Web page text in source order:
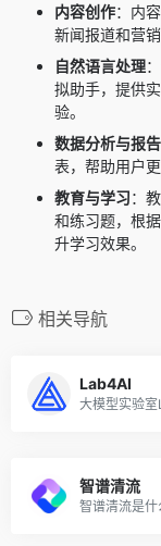
内容创作：内
新闻报道和营
自然语言处理
拟助手，提供
验。
数据分析与报告
表，帮助用户
教育与学习：
和练习题，根
升学习效果。
相关导航
Lab4AI
智谱清流